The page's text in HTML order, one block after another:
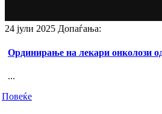
24 јули 2025 Допаѓања:
Ординирање на лекари онколози
...
Повеќе